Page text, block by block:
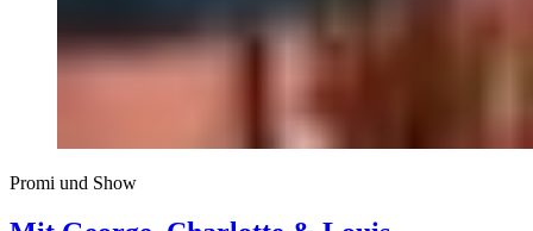
Promi und Show